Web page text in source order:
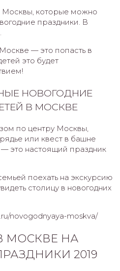
Москвы, которые можно
праздники. В
— это попасть в
это будет
НОВОГОДНИЕ
В МОСКВЕ
по центру Москвы,
или квест в башне
это настоящий праздник
поехать на экскурсию
столицу в новогодних
novogodnyaya-moskva/
МОСКВЕ НА
2019